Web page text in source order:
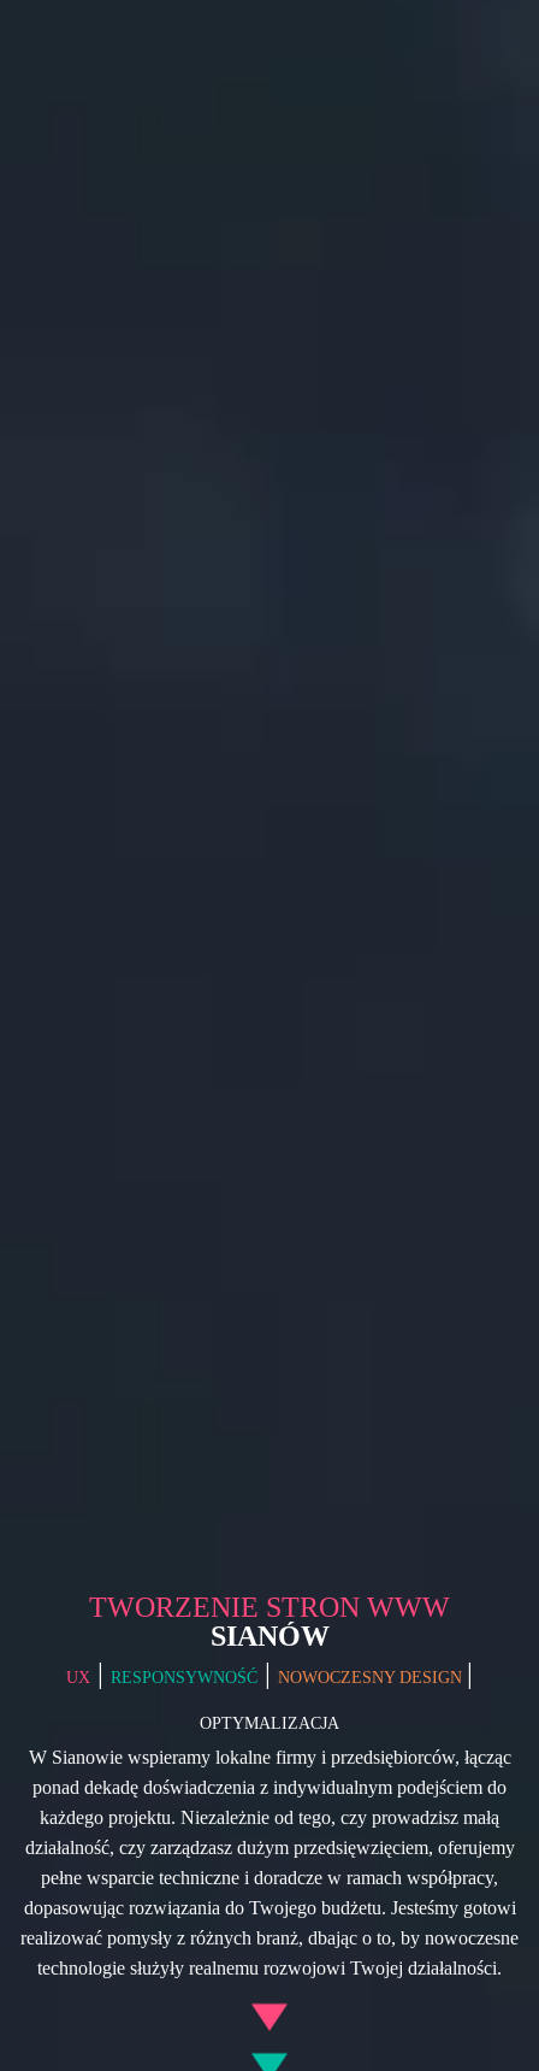
TWORZENIE STRON WWW
SIANÓW
UX | RESPONSYWNOŚĆ | NOWOCZESNY DESIGN |
OPTYMALIZACJA
W Sianowie wspieramy lokalne firmy i przedsiębiorców, łącząc
ponad dekadę doświadczenia z indywidualnym podejściem do
każdego projektu. Niezależnie od tego, czy prowadzisz małą
działalność, czy zarządzasz dużym przedsięwzięciem, oferujemy
pełne wsparcie techniczne i doradcze w ramach współpracy,
dopasowując rozwiązania do Twojego budżetu. Jesteśmy gotowi
realizować pomysły z różnych branż, dbając o to, by nowoczesne
technologie służyły realnemu rozwojowi Twojej działalności.